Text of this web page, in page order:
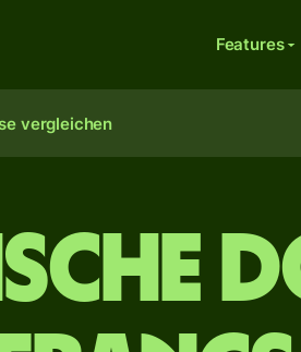
Features
vergleichen